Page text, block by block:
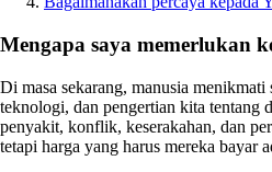
Mengapa saya memerlukan
Di masa sekarang, manusia
teknologi, dan pengertian kita tentang
penyakit, konflik, keserakahan, dan
tetapi harga yang harus mereka bayar